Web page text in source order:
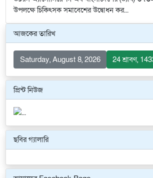
উপলক্ষে চিকিৎসক সমাবেশের উদ্বোধন কর...
আজকের তারিখ
Saturday, August 8, 2026 24 শ্রাবণ,
প্রিন্ট নিউজ
ছবির গ্যালারি